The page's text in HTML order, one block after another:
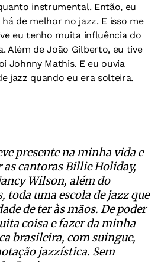
instrumental. Então, eu
de melhor no jazz. E isso me
eu tenho muita influência do
Além de João Gilberto, eu tive
Johnny Mathis. E eu ouvia
jazz quando eu era solteira.
presente na minha vida e
as cantoras Billie Holiday,
Wilson, além do
toda uma escola de jazz que
de ter às mãos. De poder
coisa e fazer da minha
brasileira, com suingue,
jazzística. Sem